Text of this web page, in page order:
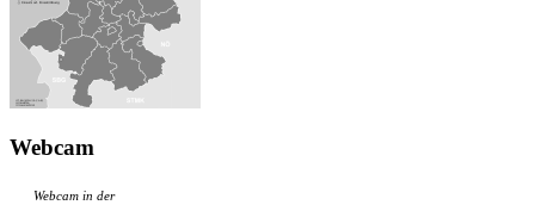
Webcam
Webcam in der